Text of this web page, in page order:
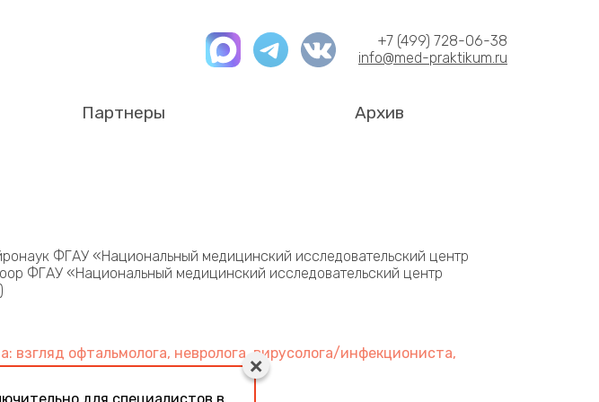
+7 (499) 728-06-38
info@med-praktikum.ru
Партнеры Архив
ФГАУ «Национальный медицинский исследовательский центр
ФГАУ «Национальный медицинский исследовательский центр
офтальмолога, невролога, вирусолога/инфекциониста,